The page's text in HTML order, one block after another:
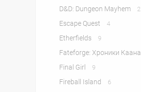
D&D: Dungeon Mayhem 2
Escape Quest 4
Etherfields 9
Fateforge: Хроники Каана
Final Girl 9
Fireball Island 6